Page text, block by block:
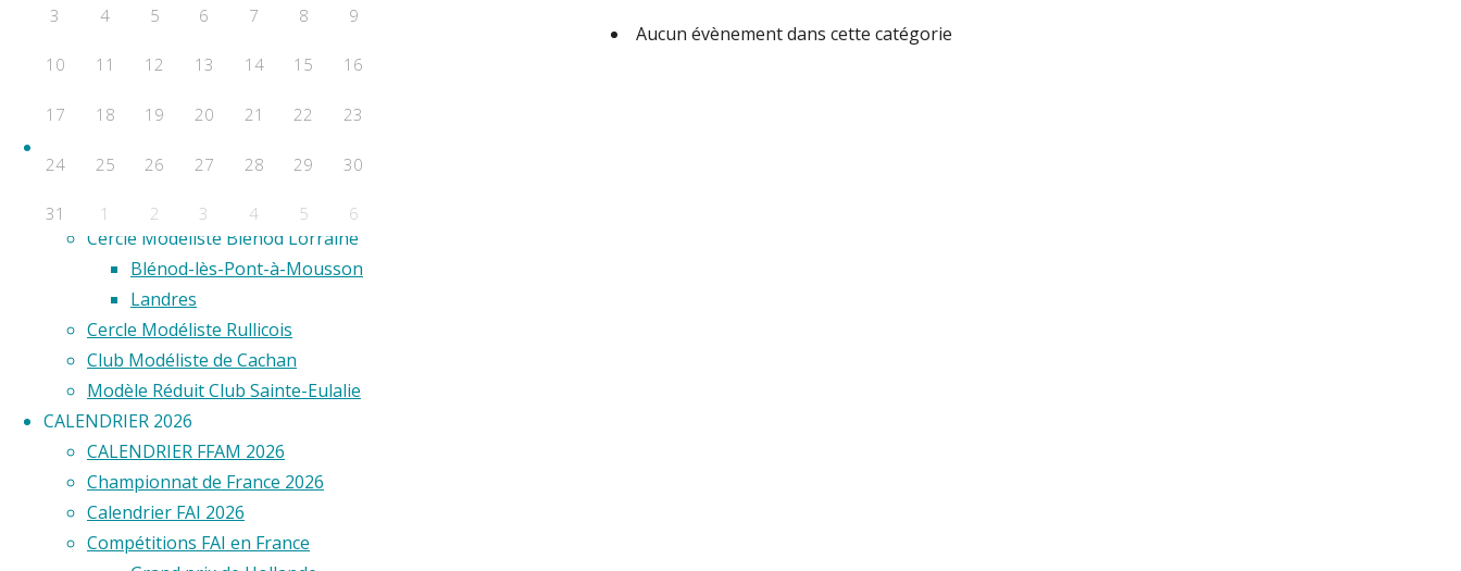
F2F – Good Year
COMBAT
F2E
Aero Club de Saint-Étienne
Aéro Model Club du Limousin
Cercle Modéliste Blénod Lorraine
Blénod-lès-Pont-à-Mousson
Landres
Cercle Modéliste Rullicois
Club Modéliste de Cachan
Modèle Réduit Club Sainte-Eulalie
CALENDRIER 2026
CALENDRIER FFAM 2026
Championnat de France 2026
Calendrier FAI 2026
Compétitions FAI en France
Aucun évènement dans cette catégorie
3 4 5 6 7 8 9
10 11 12 13 14 15 16
17 18 19 20 21 22 23
24 25 26 27 28 29 30
31 1 2 3 4 5 6
Évènements a venir
Aucun évènement